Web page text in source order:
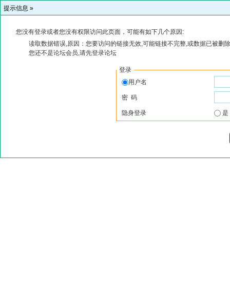
提示信息 »
您没有登录或者您没有权限访问此页面，可能有如下几个原因:
读取数据错误,原因：您要访问的链接无效,可能链接不完整,或数据已被删
您还不是论坛会员,请先登录论坛
登录
用户名
密 码
隐身登录